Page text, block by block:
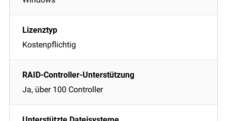
Kostenpflichtig
Ja, über 100 Controller